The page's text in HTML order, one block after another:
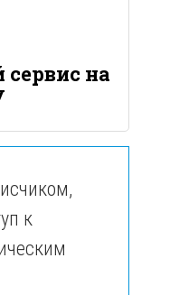
на
к